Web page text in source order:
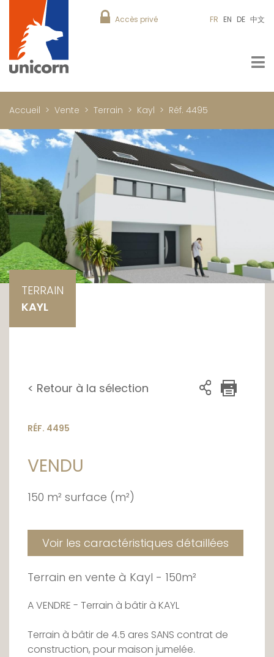
Accès privé FR EN DE 中文
Accueil Vente Terrain Kayl Réf. 4495
TERRAIN
KAYL
< Retour à la sélection
RÉF. 4495
VENDU
150 m² surface (m²)
Voir les caractéristiques détaillées
Terrain en vente à Kayl - 150m²
A VENDRE - Terrain à bâtir à KAYL
Terrain à bâtir de 4.5 ares SANS contrat de
construction, pour maison jumelée.